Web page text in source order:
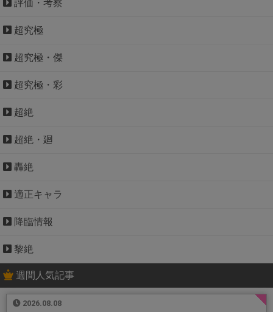
評価・考察
超究極
超究極・傑
超究極・彩
超絶
超絶・廻
轟絶
適正キャラ
降臨情報
黎絶
週間人気記事
2026.08.08